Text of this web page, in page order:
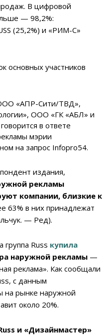
В цифровой
— 98,2%:
(25,2%) и «РИМ-С»
основных участников
«АПР-Сити/ТВД»,
ООО «ГК «АБЛ» и
в ответе
мэрии
на запрос Infopro54.
издания,
рекламы
компании, близкие к
63% в них принадлежат
— Ред).
Russ купила
наружной рекламы —
реклама». Как сообщали
с данным
на рынке наружной
около 20%.
и «Дизайнмастер»